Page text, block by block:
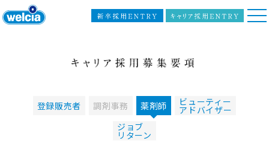
登録販売者 調剤事務 薬剤師 ビューティー
アドバイザー
ジョブ
リターン